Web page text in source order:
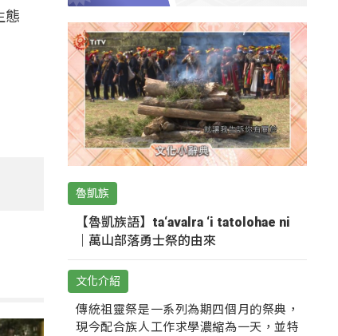
態
魯凱族
【魯凱族語】ta‘avalra ‘i tatolohae ni
｜萬山部落勇士祭的由來
文化介紹
傳統祖靈祭是一系列為期四個月的祭典，
現今配合族人工作求學濃縮為一天，並特